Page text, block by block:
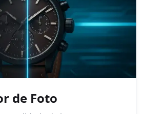
de Foto